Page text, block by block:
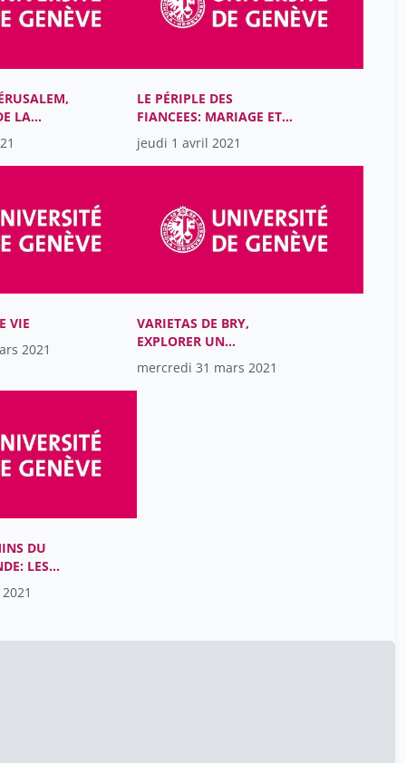
Chapoutot Johann 28
Choplin Armelle
Cicchini Marco
Cohen Matteo 5
Crittin Pascal 28
Della Casa Francesco 12
Despot Slobodan
Dominicé Dao Melissa
Eigenmann Julie
Epiney Manuella
Esposito Frédéric
LA
LE PÉRIPLE DES
FIANCEES: MARIAGE ET
POLITIQUE À LA
RENAISSANCE
jeudi 1 avril 2021
VIE
2021
VARIETAS DE BRY,
EXPLORER UN
PATRIMOINE PAR LE JEU
VIDÉO
mercredi 31 mars 2021
DU
LES
LE